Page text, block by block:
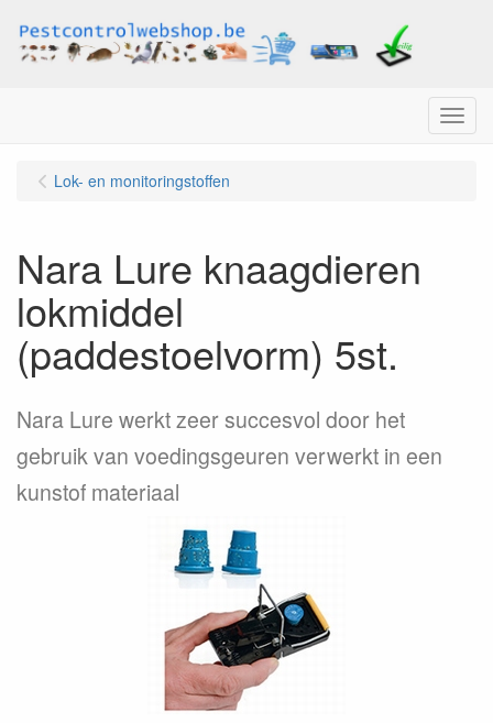
Menu
Lok- en monitoringstoffen
Nara Lure knaagdieren
lokmiddel
(paddestoelvorm) 5st.
Nara Lure werkt zeer succesvol door het
gebruik van voedingsgeuren verwerkt in een
kunstof materiaal